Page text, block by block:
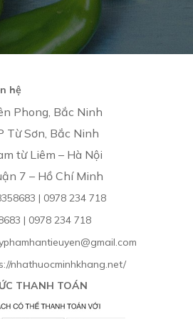
hệ
Phong, Bắc Ninh
Từ Sơn, Bắc Ninh
từ Liêm – Hà Nội
7 – Hồ Chí Minh
| 0978 234 718
| 0978 234 718
nhathuocminhkhang.net/
THANH TOÁN